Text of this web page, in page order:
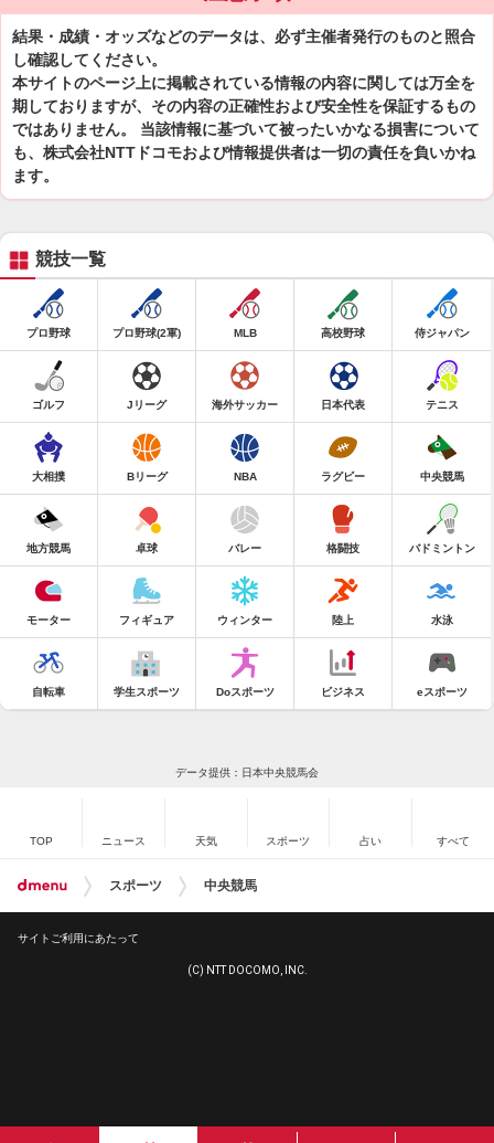
結果・成績・オッズなどのデータは、必ず主催者発行のものと照合
し確認してください。
本サイトのページ上に掲載されている情報の内容に関しては万全を
期しておりますが、その内容の正確性および安全性を保証するもの
ではありません。 当該情報に基づいて被ったいかなる損害について
も、株式会社NTTドコモおよび情報提供者は一切の責任を負いかね
ます。
競技一覧
プロ野球 プロ野球(2軍) MLB 高校野球 侍ジャパン
ゴルフ Jリーグ 海外サッカー 日本代表 テニス
大相撲 Bリーグ NBA ラグビー 中央競馬
地方競馬 卓球 バレー 格闘技 バドミントン
モーター フィギュア ウィンター 陸上 水泳
自転車 学生スポーツ Doスポーツ ビジネス eスポーツ
データ提供：日本中央競馬会
TOP ニュース 天気 スポーツ 占い すべて
スポーツ 中央競馬
サイトご利用にあたって
(C) NTT DOCOMO, INC.